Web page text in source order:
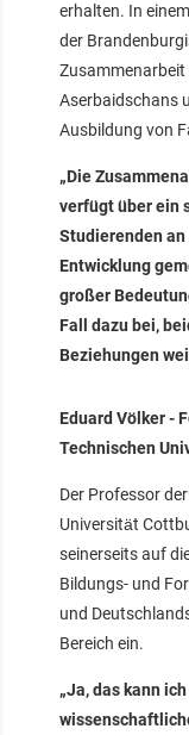
erhalten. In
der
Zusammenarbeit
Aserbaidschans
Ausbildung von
„Die
verfügt über ein
Studierenden
Entwicklung
großer
Fall dazu bei,
Beziehungen
Eduard Völker -
Technischen
Der Professor
Universität
seinerseits auf
Bildungs- und
und
Bereich ein.
„Ja, das kann